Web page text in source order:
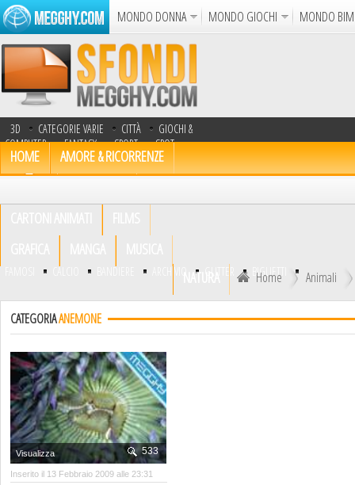
MONDO DONNA MONDO GIOCHI
MONDO
Album
Punto Croce Cucina
Azione Puzzle
Gif
Notizie
3D CATEGORIE VARIE CITTÀ
GIOCHI &
COMPUTER
FANTASY SPORT
SPOT
TV
TRASPORTI UOMINI
CALCIO BANDIERE ARCHIVIO BIGLIETTI
HOME
AMORE & RICORRENZE
NATURA
Home Animali
CATEGORIAANEMONE
533
Visualizza
Inserito il 13 Febbraio 2009 alle 23:31